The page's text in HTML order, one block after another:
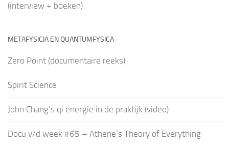
(interview + boeken)
METAFYSICIA EN QUANTUMFYSICA
Zero Point (documentaire reeks)
Spirit Science
John Chang’s qi energie in de praktijk (video)
Docu v/d week #65 – Athene’s Theory of Everything